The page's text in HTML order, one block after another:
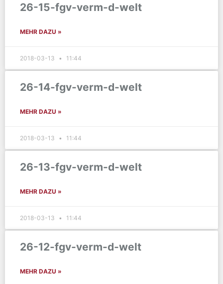
26-15-fgv-verm-d-welt
MEHR DAZU »
2018-03-13 11:44
26-14-fgv-verm-d-welt
MEHR DAZU »
2018-03-13 11:44
26-13-fgv-verm-d-welt
MEHR DAZU »
2018-03-13 11:44
26-12-fgv-verm-d-welt
MEHR DAZU »